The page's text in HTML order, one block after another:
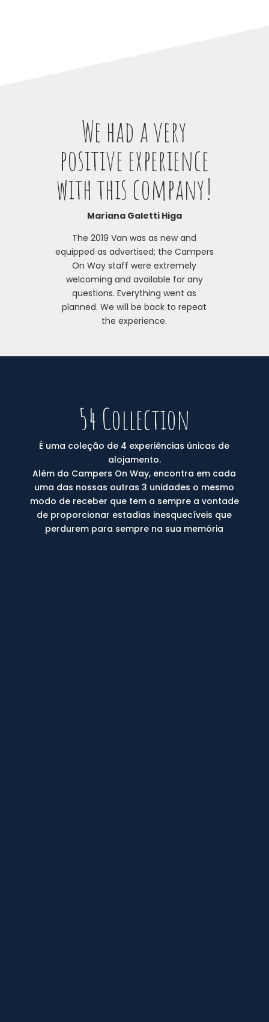
We had a very
positive experience
with this company!
Mariana Galetti Higa
The 2019 Van was as new and
equipped as advertised; the Campers
On Way staff were extremely
welcoming and available for any
questions. Everything went as
planned. We will be back to repeat
the experience.
54 Collection
É uma coleção de 4 experiências únicas de
alojamento.
Além do Campers On Way, encontra em cada
uma das nossas outras 3 unidades o mesmo
modo de receber que tem a sempre a vontade
de proporcionar estadias inesquecíveis que
perdurem para sempre na sua memória